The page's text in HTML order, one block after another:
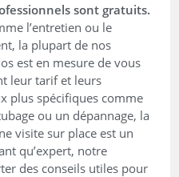
sont gratuits.
l’entretien ou le
la plupart de nos
est en mesure de vous
leur tarif et leurs
plus spécifiques comme
ou un dépannage, la
visite sur place est un
qu’expert, notre
des conseils utiles pour